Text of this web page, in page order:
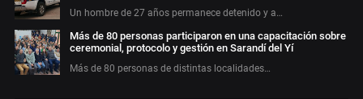
Un hombre de 27 años permanece detenido y a…
Más de 80 personas participaron en una capacitación sobre
ceremonial, protocolo y gestión en Sarandí del Yí
Más de 80 personas de distintas localidades…